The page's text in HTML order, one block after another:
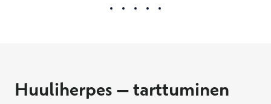
Huuliherpes – tarttuminen